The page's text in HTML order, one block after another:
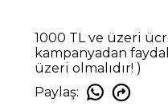
1000 TL ve üzeri
kampanyadan
üzeri olmalıdır! )
Paylaş: